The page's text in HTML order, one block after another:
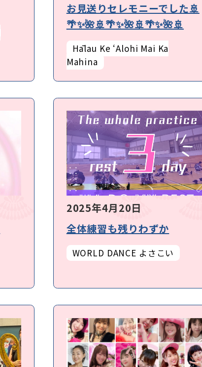
お見送りセレモニーでした🚢
🌴✨🌺🚢🌴✨🌺🚢🌴✨🌺🚢
Hālau Ke ʻAlohi Mai Ka
Mahina
2025年4月20日
全体練習も残りわずか
WORLD DANCE よさこい